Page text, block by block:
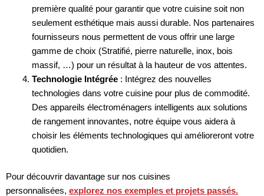
première qualité pour garantir que votre cuisine soit non
seulement esthétique mais aussi durable. Nos partenaires
fournisseurs nous permettent de vous offrir une large
gamme de choix (Stratifié, pierre naturelle, inox, bois
massif, …) pour un résultat à la hauteur de vos attentes.
Technologie Intégrée: Intégrez des nouvelles
technologies dans votre cuisine pour plus de commodité.
Des appareils électroménagers intelligents aux solutions
de rangement innovantes, notre équipe vous aidera à
choisir les éléments technologiques qui amélioreront votre
quotidien.
Pour découvrir davantage sur nos cuisines
personnalisées, explorez nos exemples et projets passés.